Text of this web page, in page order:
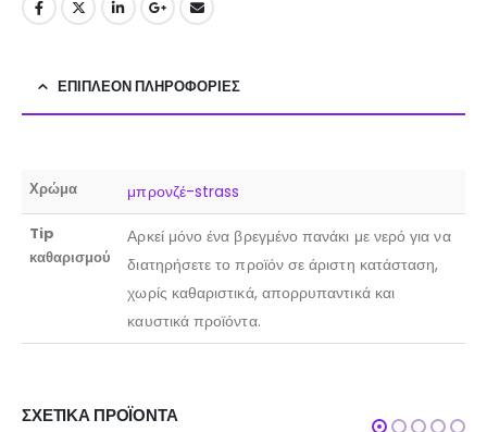
ΕΠΙΠΛΈΟΝ ΠΛΗΡΟΦΟΡΊΕΣ
Χρώμα μπρονζέ-strass
Tip
καθαρισμού
Αρκεί μόνο ένα βρεγμένο πανάκι με νερό για να
διατηρήσετε το προϊόν σε άριστη κατάσταση,
χωρίς καθαριστικά, απορρυπαντικά και
καυστικά προϊόντα.
ΣΧΕΤΙΚΆ ΠΡΟΪΌΝΤΑ